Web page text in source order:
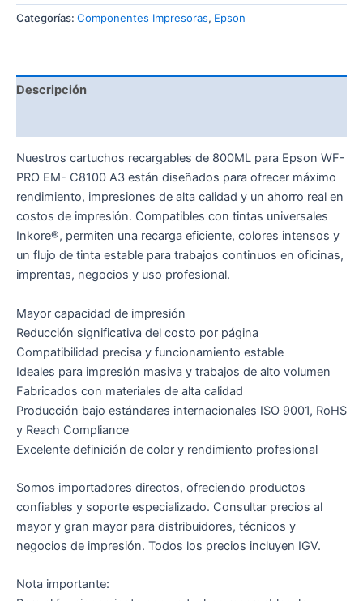
Categorías: Componentes Impresoras, Epson
Descripción
Nuestros cartuchos recargables de 800ML para Epson WF-
PRO EM- C8100 A3 están diseñados para ofrecer máximo
rendimiento, impresiones de alta calidad y un ahorro real en
costos de impresión. Compatibles con tintas universales
Inkore®, permiten una recarga eficiente, colores intensos y
un flujo de tinta estable para trabajos continuos en oficinas,
imprentas, negocios y uso profesional.
Mayor capacidad de impresión
Reducción significativa del costo por página
Compatibilidad precisa y funcionamiento estable
Ideales para impresión masiva y trabajos de alto volumen
Fabricados con materiales de alta calidad
Producción bajo estándares internacionales ISO 9001, RoHS
y Reach Compliance
Excelente definición de color y rendimiento profesional
Somos importadores directos, ofreciendo productos
confiables y soporte especializado. Consultar precios al
mayor y gran mayor para distribuidores, técnicos y
negocios de impresión. Todos los precios incluyen IGV.
Nota importante: